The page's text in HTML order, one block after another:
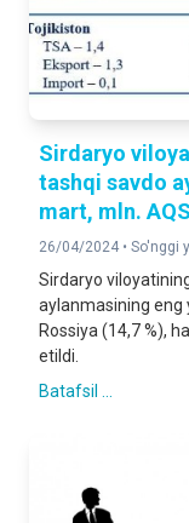
Sirdaryo
tashqi savdo
mart, mln.
26/04/2024 • So'nggi
Sirdaryo
aylanmasining eng
Rossiya (14,7 %),
etildi.
Batafsil ...